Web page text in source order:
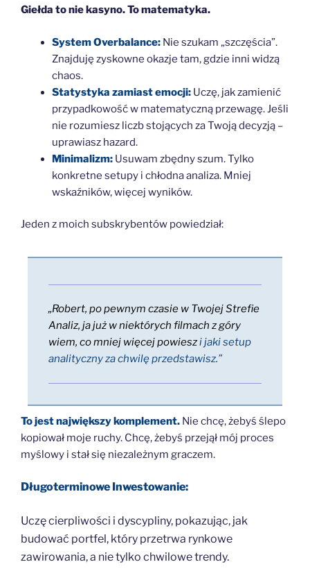
Giełda to nie kasyno. To matematyka.
System Overbalance: Nie szukam „szczęścia”.
Znajduję zyskowne okazje tam, gdzie inni widzą
chaos.
Statystyka zamiast emocji: Uczę, jak zamienić
przypadkowość w matematyczną przewagę. Jeśli
nie rozumiesz liczb stojących za Twoją decyzją –
uprawiasz hazard.
Minimalizm: Usuwam zbędny szum. Tylko
konkretne setupy i chłodna analiza. Mniej
wskaźników, więcej wyników.
Jeden z moich subskrybentów powiedział:
„Robert, po pewnym czasie w Twojej Strefie
Analiz, ja już w niektórych filmach z góry
wiem, co mniej więcej powieszi jaki setup
analityczny za chwilę przedstawisz.”
To jest największy komplement. Nie chcę, żebyś ślepo
kopiował moje ruchy. Chcę, żebyś przejął mój proces
myślowy i stał się niezależnym graczem.
Długoterminowe Inwestowanie:
Uczę cierpliwości i dyscypliny, pokazując, jak
budować portfel, który przetrwa rynkowe
zawirowania, a nie tylko chwilowe trendy.